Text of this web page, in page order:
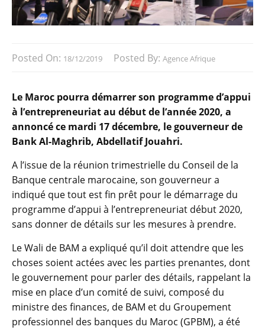
Posted On: 18/12/2019 Posted By: Agence Afrique
Le Maroc pourra démarrer son programme d’appui
à l’entrepreneuriat au début de l’année 2020, a
annoncé ce mardi 17 décembre, le gouverneur de
Bank Al-Maghrib, Abdellatif Jouahri.
A l’issue de la réunion trimestrielle du Conseil de la
Banque centrale marocaine, son gouverneur a
indiqué que tout est fin prêt pour le démarrage du
programme d’appui à l’entrepreneuriat début 2020,
sans donner de détails sur les mesures à prendre.
Le Wali de BAM a expliqué qu’il doit attendre que les
choses soient actées avec les parties prenantes, dont
le gouvernement pour parler des détails, rappelant la
mise en place d’un comité de suivi, composé du
ministre des finances, de BAM et du Groupement
professionnel des banques du Maroc (GPBM), a été